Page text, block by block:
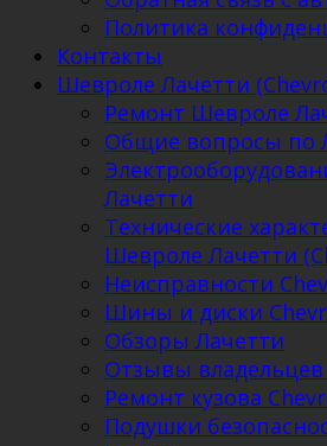
Политика
Контакты
Шевроле Лачетти
Ремонт Шевроле
Общие вопросы по
Лачетти
Технические
Шевроле Лачетти
Неисправности
Шины и диски
Обзоры Лачетти
Отзывы владельцев
Ремонт кузова
Подушки